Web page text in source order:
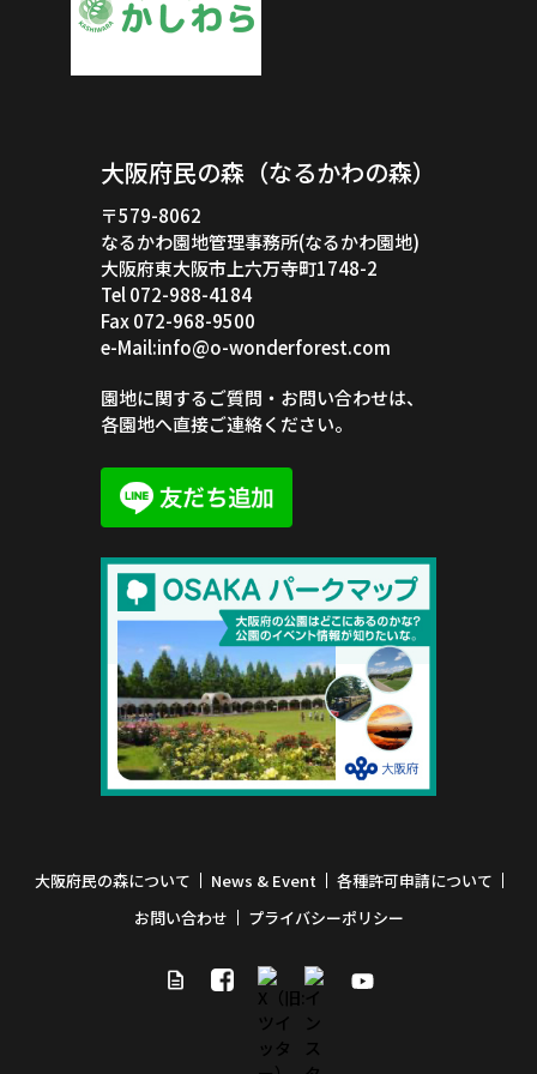
大阪府民の森（なるかわの森）
〒579-8062
なるかわ園地管理事務所(なるかわ園地)
大阪府東大阪市上六万寺町1748-2
Tel 072-988-4184
Fax 072-968-9500
e-Mail:info@o-wonderforest.com
園地に関するご質問・お問い合わせは、
各園地へ直接ご連絡ください。
大阪府民の森について News & Event
各種許可申請について
お問い合わせ
プライバシーポリシー